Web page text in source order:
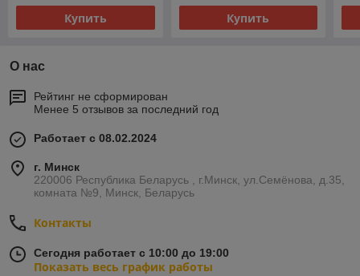
Купить Купить
О нас
Рейтинг не сформирован
Менее 5 отзывов за последний год
Работает с 08.02.2024
г. Минск
220006 Республика Беларусь , г.Минск, ул.Семёнова, д.35,
комната №9, Минск, Беларусь
Контакты
Сегодня работает с 10:00 до 19:00
Показать весь график работы